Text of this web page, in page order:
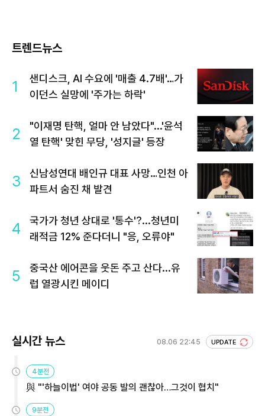
트렌드뉴스
1
샌디스크, AI 수요에 '매출 4.7배'…가
이던스 실망에 '주가는 하락'
2
"이재명 탄핵, 얼마 안 남았다"...'윤석
열 탄핵' 맞힌 무당, '성지글' 등장
3
신남성연대 배인규 대표 사망…인천 아
파트서 숨진 채 발견
4
국가가 청년 상대로 '통수'?...청년미
래적금 12% 준다더니 "응, 오류야"
5
중국산 에어콘을 웃돈 주고 산다...유
럽 열광시킨 메이디
실시간 뉴스 08.06 22:45 UPDATE
4분전
與 "'하늘이법' 여야 공동 발의 괜찮아…그것이 협치"
9분전